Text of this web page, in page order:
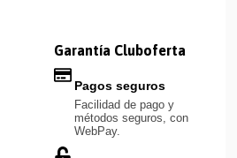
Garantía Cluboferta
Pagos seguros
Facilidad de pago y
métodos seguros, con
WebPay.